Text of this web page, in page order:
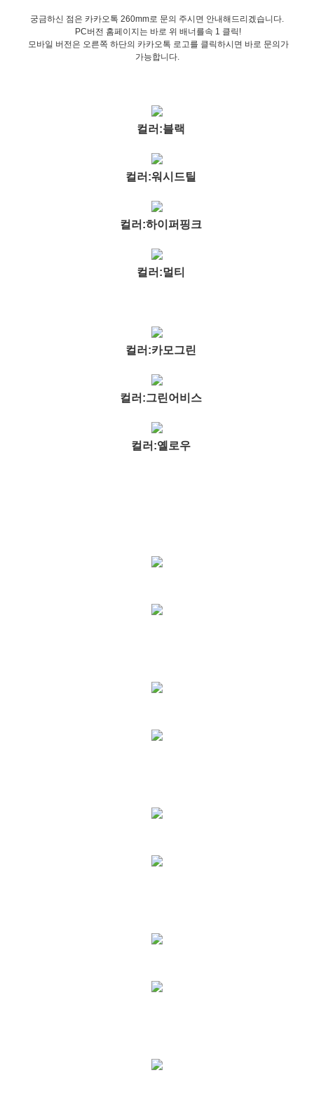
궁금하신 점은 카카오톡 260mm로 문의 주시면 안내해드리겠습니다.
PC버전 홈페이지는 바로 위 배너를속 1 클릭!
모바일 버전은 오른쪽 하단의 카카오톡 로고를 클릭하시면 바로 문의가
가능합니다.
컬러:블랙
컬러:워시드틸
컬러:하이퍼핑크
컬러:멀티
컬러:카모그린
컬러:그린어비스
컬러:옐로우